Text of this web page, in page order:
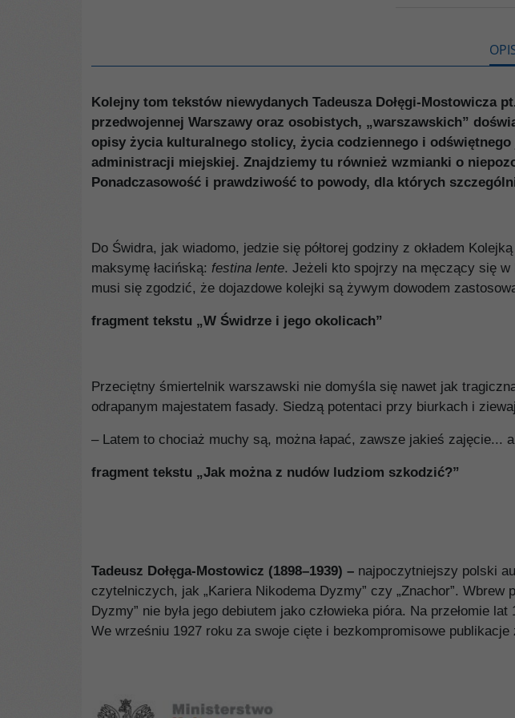
Kolejny tom tekstów niewydanych Tadeusza Dołęgi-Mostowicza
przedwojennej Warszawy oraz osobistych, „warszawskich”
opisy życia kulturalnego stolicy, życia codziennego i
administracji miejskiej. Znajdziemy tu również wzmianki o
Ponadczasowość i prawdziwość to powody, dla których
Do Świdra, jak wiadomo, jedzie się półtorej godziny z okładem
maksymę łacińską: festina lente. Jeżeli kto spojrzy na męczący się w
musi się zgodzić, że dojazdowe kolejki są żywym dowodem
fragment tekstu „W Świdrze i jego okolicach”
Przeciętny śmiertelnik warszawski nie domyśla się nawet jak
odrapanym majestatem fasady. Siedzą potentaci przy biurkach i
– Latem to chociaż muchy są, można łapać, zawsze jakieś zajęcie...
fragment tekstu „Jak można z nudów ludziom szkodzić?”
Tadeusz Dołęga-Mostowicz (1898–1939) – najpoczytniejszy polski
czytelniczych, jak „Kariera Nikodema Dyzmy” czy „Znachor”.
Dyzmy” nie była jego debiutem jako człowieka pióra. Na przełomie
We wrześniu 1927 roku za swoje cięte i bezkompromisowe publikacje